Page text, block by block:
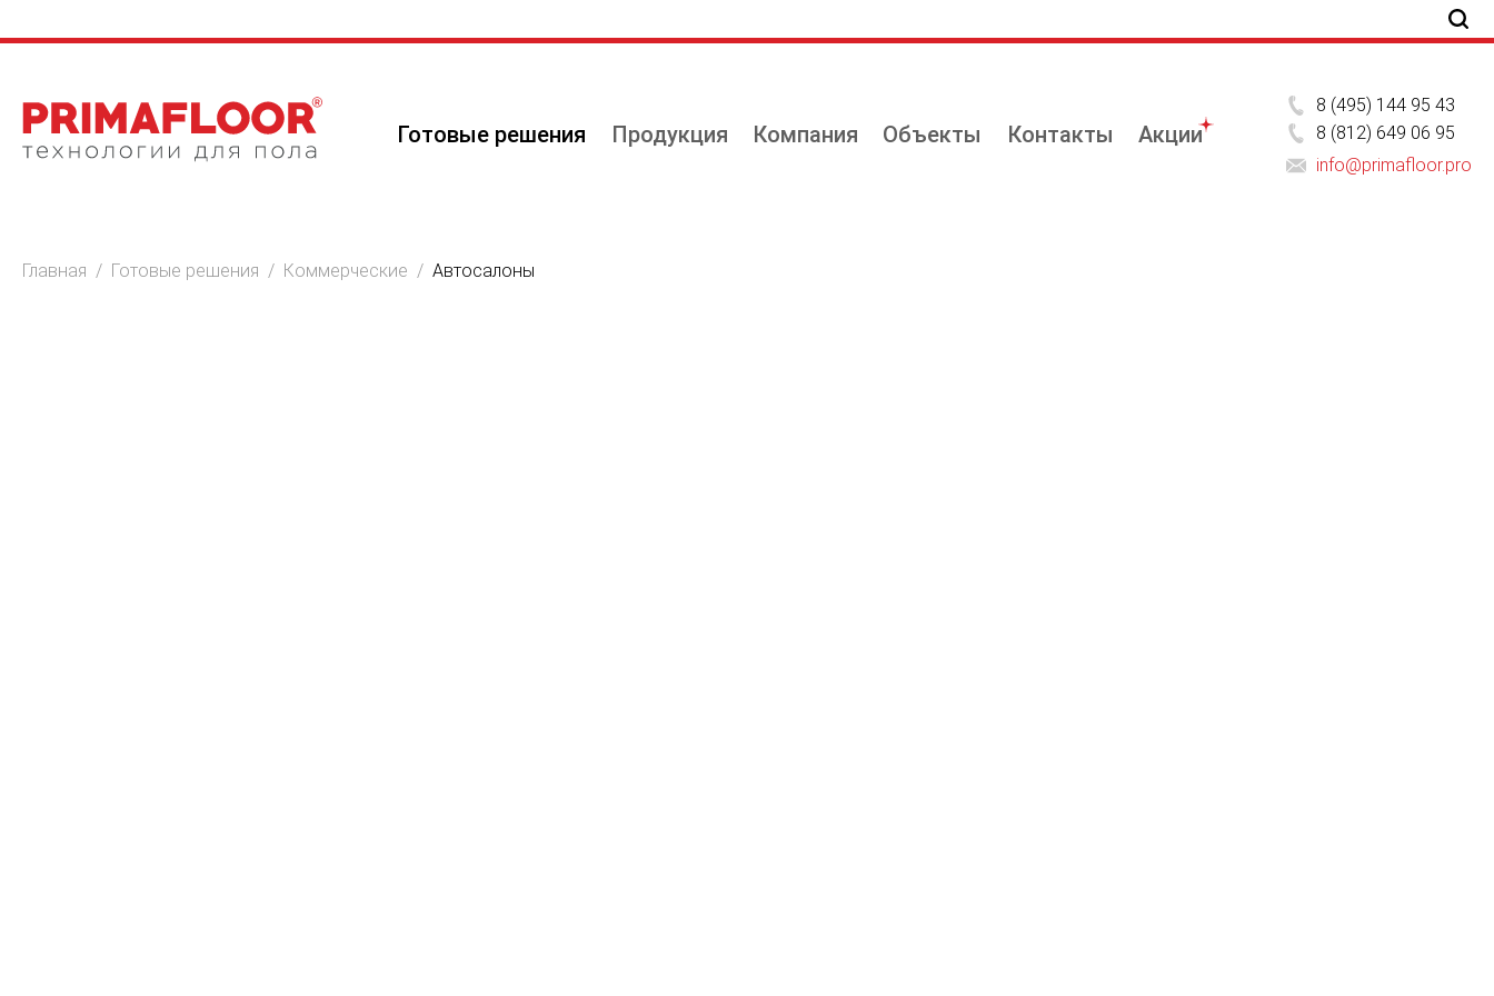
Готовые решения Продукция Компания Объекты Контакты Акции
8 (495) 144 95 43
8 (812) 649 06 95
info@primafloor.pro
Главная / Готовые решения / Коммерческие / Автосалоны